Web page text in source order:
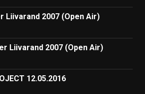
Liivarand 2007 (Open Air)
Liivarand 2007 (Open Air)
12.05.2016